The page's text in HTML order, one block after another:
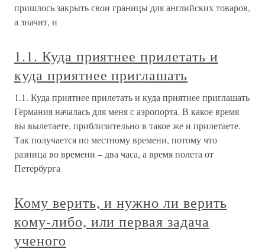
пришлось закрыть свои границы для английских товаров,
а значит, и
1.1. Куда приятнее прилетать и
куда приятнее приглашать
1.1. Куда приятнее прилетать и куда приятнее приглашать
Германия началась для меня с аэропорта. В какое время
вы вылетаете, приблизительно в такое же и прилетаете.
Так получается по местному времени, потому что
разница во времени – два часа, а время полета от
Петербурга
Кому верить, и нужно ли верить
кому-либо, или первая задача
ученого